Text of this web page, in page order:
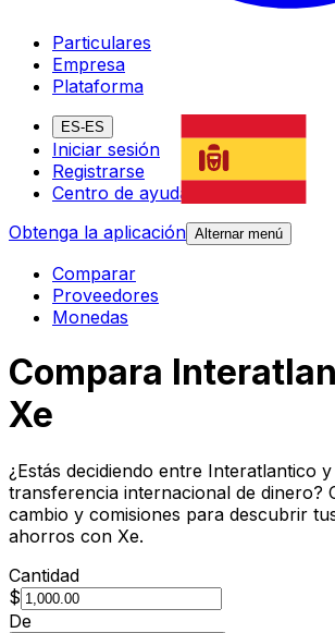
Particulares
Empresa
Plataforma
ES-ES
Iniciar sesión
Registrarse
Centro de ayuda
Obtenga la aplicación Alternar menú
Comparar
Proveedores
Monedas
Compara
Xe
¿Estás decidiendo entre Interatlantico
transferencia internacional de dinero?
cambio y comisiones para descubrir
ahorros con Xe.
Cantidad
$
De